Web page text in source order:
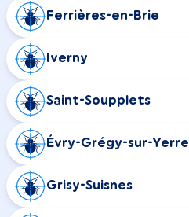
Ferrières-en-Brie
Iverny
Saint-Soupplets
Évry-Grégy-sur-Yerre
Grisy-Suisnes